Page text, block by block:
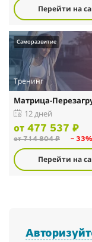
Перейти на
Саморазвитие
Тренинг
Матрица-
12 дней
от 477 537 ₽
от 714 804 ₽ – 33%
Перейти на